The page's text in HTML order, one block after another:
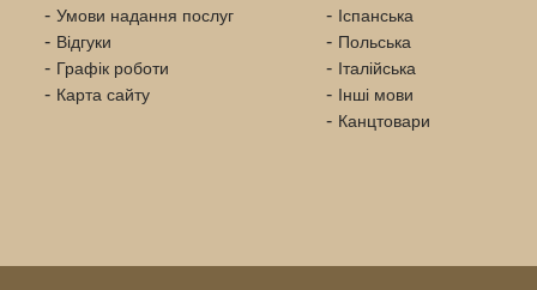
Умови надання послуг
Відгуки
Графік роботи
Карта сайту
Іспанська
Польська
Італійська
Інші мови
Канцтовари